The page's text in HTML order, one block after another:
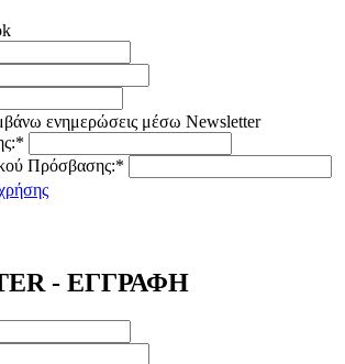
ενημερώσεις μέσω Newsletter
Πρόσβασης:*
- ΕΓΓΡΑΦΗ